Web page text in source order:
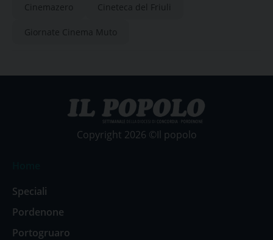
Cinemazero Cineteca del Friuli
Giornate Cinema Muto
Copyright 2026 ©Il popolo
Speciali
Pordenone
Portogruaro